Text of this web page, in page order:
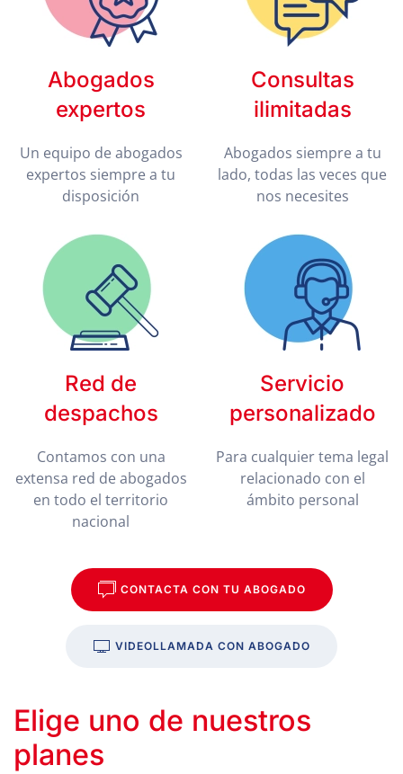
Abogados
expertos
Un equipo de abogados
expertos siempre a tu
disposición
Consultas
ilimitadas
Abogados siempre a tu
lado, todas las veces que
nos necesites
Red de
despachos
Contamos con una
extensa red de abogados
en todo el territorio
nacional
Servicio
personalizado
Para cualquier tema legal
relacionado con el
ámbito personal
CONTACTA CON TU ABOGADO
VIDEOLLAMADA CON ABOGADO
Elige uno de nuestros
planes